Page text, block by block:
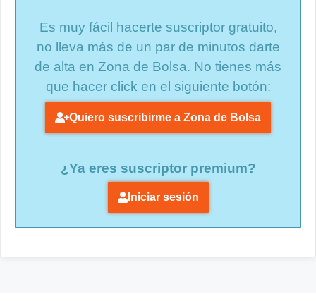
Es muy fácil hacerte suscriptor gratuito,
no lleva más de un par de minutos darte
de alta en Zona de Bolsa. No tienes más
que hacer click en el siguiente botón:
Quiero suscribirme a Zona de Bolsa
¿Ya eres suscriptor premium?
Iniciar sesión